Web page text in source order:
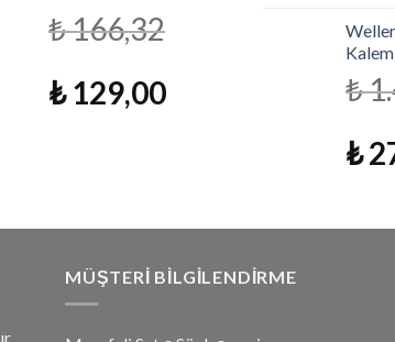
5 üzerinden
4.79oy aldı
₺166,32
₺129,00 ₺
₺
MÜŞTERI BILGILENDIRME